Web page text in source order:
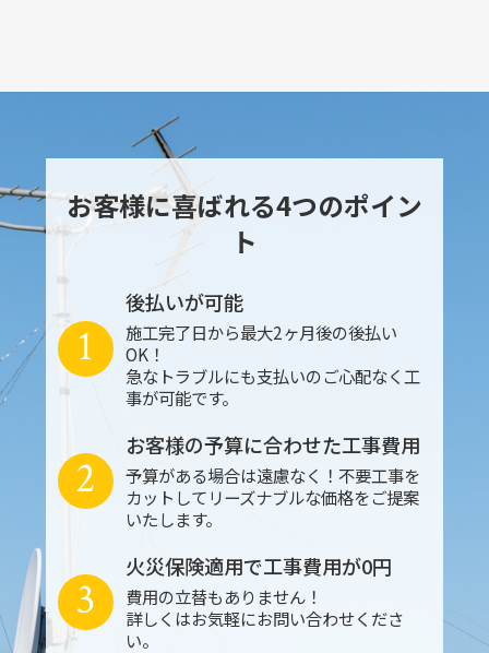
お客様に喜ばれる4つのポイン
ト
後払いが可能
施工完了日から最大2ヶ月後の後払い
OK！
急なトラブルにも支払いのご心配なく工
事が可能です。
1
お客様の予算に合わせた工事費用
予算がある場合は遠慮なく！不要工事を
カットしてリーズナブルな価格をご提案
いたします。
2
火災保険適用で工事費用が0円
費用の立替もありません！
詳しくはお気軽にお問い合わせくださ
い。
3